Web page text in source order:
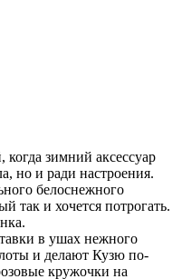
зимний аксессуар
но и ради настроения.
белоснежного
так и хочется потрогать.
в ушах нежного
и делают Кузю по-
кружочки на